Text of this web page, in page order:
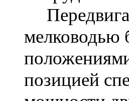
мелководью
позицией